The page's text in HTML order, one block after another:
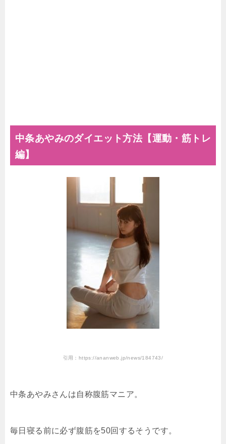
中条あやみのダイエット方法【運動・筋トレ
編】
引用：https://ananweb.jp/news/184743/
中条あやみさんは自称腹筋マニア。
毎日寝る前に必ず腹筋を50回するそうです。